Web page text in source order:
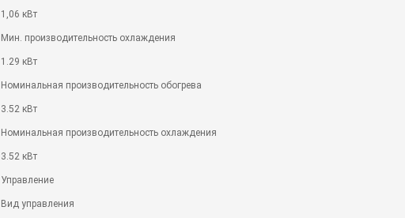
1,06 кВт
Мин. производительность охлаждения
1.29 кВт
Номинальная производительность обогрева
3.52 кВт
Номинальная производительность охлаждения
3.52 кВт
Управление
Вид управления